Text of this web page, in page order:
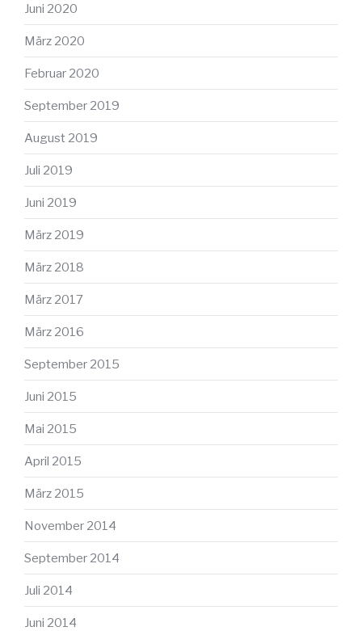
Juni 2020
März 2020
Februar 2020
September 2019
August 2019
Juli 2019
Juni 2019
März 2019
März 2018
März 2017
März 2016
September 2015
Juni 2015
Mai 2015
April 2015
März 2015
November 2014
September 2014
Juli 2014
Juni 2014